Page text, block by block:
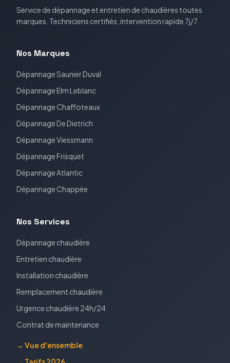
Service de dépannage et entretien de chaudières toutes
marques. Techniciens certifiés, intervention rapide 7j/7.
Nos Marques
DépannageSaunier Duval
DépannageElm Leblanc
Dépannage Chaffoteaux
DépannageDe Dietrich
DépannageViessmann
DépannageFrisquet
DépannageAtlantic
Dépannage Chappée
Nos Services
Dépannage chaudière
Entretien chaudière
Installation chaudière
Remplacement chaudière
Urgence chaudière 24h/24
Contrat de maintenance
→ Vue d'ensemble